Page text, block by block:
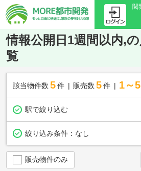
閲
情報公開日1週間以内,
覧
該当物件数 5件 販売数 5 件 1～5
駅で絞り込む
絞り込み条件： なし
販売物件のみ